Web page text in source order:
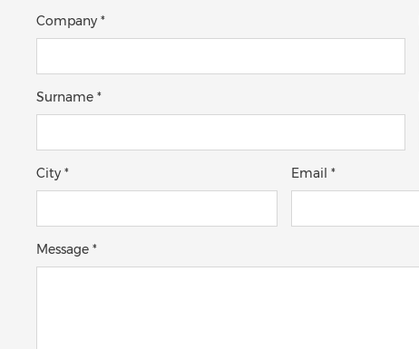
Company *
Surname *
City * Email *
Message *